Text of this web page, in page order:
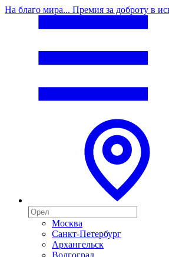
На благо мира... Премия за доброту в
Москва
Санкт-Петербург
Архангельск
Волгоград